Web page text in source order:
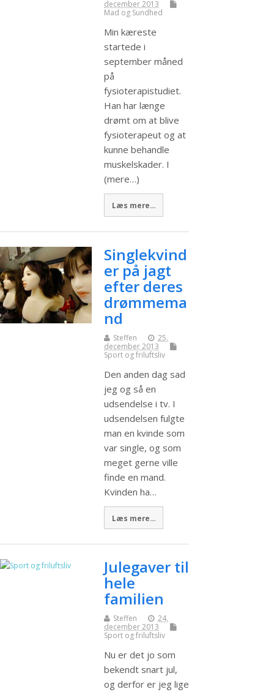
december 2013
Mad og Sundhed
Min kæreste
startede i
september måned
på
fysioterapistudiet.
Han har længe
drømt om at blive
fysioterapeut og at
kunne behandle
muskelskader. I
(mere…)
Læs mere...
Singlekvind
er på jagt
efter deres
drømmema
nd
Steffen
25.
december 2013
Sport og friluftsliv
Den anden dag sad
jeg og så en
udsendelse i tv. I
udsendelsen fulgte
man en kvinde som
var single, og som
meget gerne ville
finde en mand.
Kvinden ha…
Læs mere...
Julegaver til
hele
familien
Steffen
24.
december 2013
Sport og friluftsliv
Nu er det jo som
bekendt snart jul,
og derfor er jeg lige